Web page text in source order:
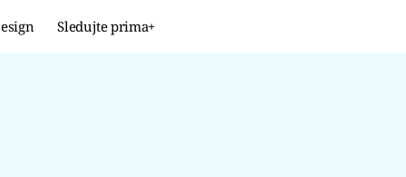
Sledujte prima+